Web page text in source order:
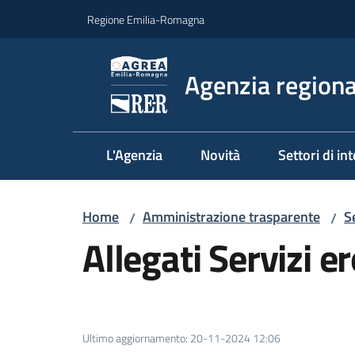
Regione Emilia-Romagna
Agenzia
L'Agenzia Novità Settori di
Home / Amministrazione trasparente /
Allegati Servizi
Ultimo aggiornamento: 20-11-2024 12:06